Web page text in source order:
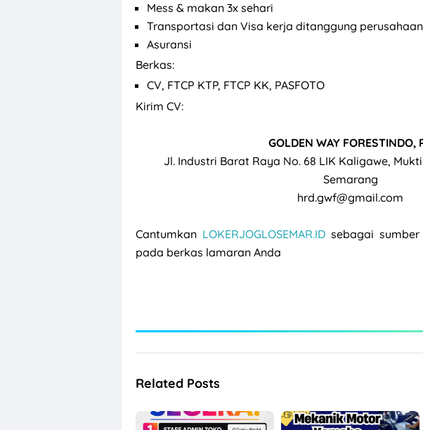
Mess & makan 3x sehari
Transportasi dan Visa kerja ditanggung perusahaan
Asuransi
Berkas:
CV, FTCP KTP, FTCP KK, PASFOTO
Kirim CV:
GOLDEN WAY FORESTINDO,
Jl. Industri Barat Raya No. 68 LIK Kaligawe,
Semarang
hrd.gwf@gmail.com
Cantumkan LOKERJOGLOSEMAR.ID sebagai
pada berkas lamaran Anda
Related Posts